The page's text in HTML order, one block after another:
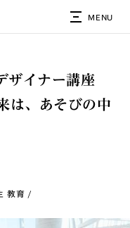
MENU
ザイナー講座
は、あそびの中
教育